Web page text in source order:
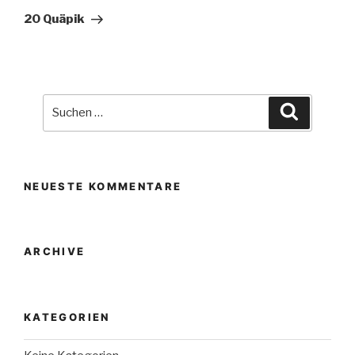
Beitrag
20 Quäpik
NEUESTE KOMMENTARE
ARCHIVE
KATEGORIEN